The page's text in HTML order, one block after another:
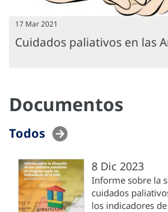
17 Mar 2021
Cuidados paliativos en las
Documentos
Todos
8 Dic 2023
Informe sobre la
cuidados
los indicadores